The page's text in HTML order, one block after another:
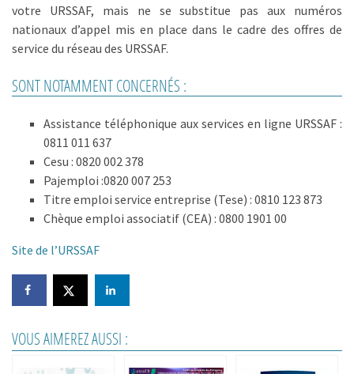
votre URSSAF, mais ne se substitue pas aux numéros
nationaux d’appel mis en place dans le cadre des offres de
service du réseau des URSSAF.
SONT NOTAMMENT CONCERNÉS :
Assistance téléphonique aux services en ligne URSSAF :
0811 011 637
Cesu : 0820 002 378
Pajemploi :0820 007 253
Titre emploi service entreprise (Tese) : 0810 123 873
Chèque emploi associatif (CEA) : 0800 1901 00
Site de l’URSSAF
VOUS AIMEREZ AUSSI :